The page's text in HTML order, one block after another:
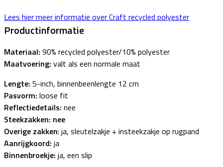
Lees hier meer informatie over Craft recycled polyester
Productinformatie
Materiaal: 90% recycled polyester/10% polyester
Maatvoering: valt als een normale maat
Lengte: 5-inch, binnenbeenlengte 12 cm
Pasvorm: loose fit
Reflectiedetails: nee
Steekzakken: nee
Overige zakken: ja, sleutelzakje + insteekzakje op rugpand
Aanrijgkoord: ja
Binnenbroekje: ja, een slip